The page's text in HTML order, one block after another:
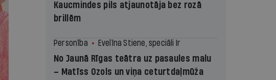
Kaucmindes pils atjaunotāja bez rozā
brillēm
Personība Evelīna Stiene, speciāli Ir
No Jaunā Rīgas teātra uz pasaules malu
– Matīss Ozols un viņa ceturtdaļmūža